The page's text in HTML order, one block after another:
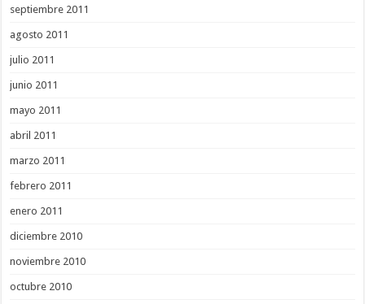
septiembre 2011
agosto 2011
julio 2011
junio 2011
mayo 2011
abril 2011
marzo 2011
febrero 2011
enero 2011
diciembre 2010
noviembre 2010
octubre 2010